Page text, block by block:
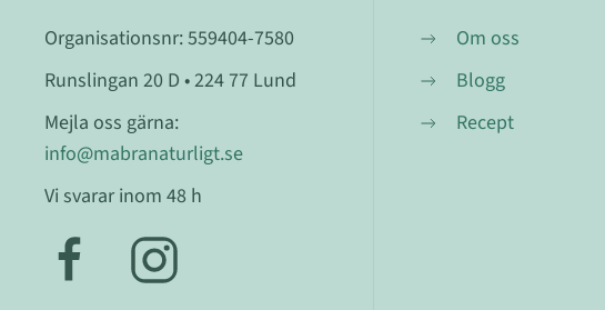
Organisationsnr: 559404-7580
Runslingan 20 D • 224 77 Lund
Mejla oss gärna:
info@mabranaturligt.se
Vi svarar inom 48 h
Om oss
Blogg
Recept